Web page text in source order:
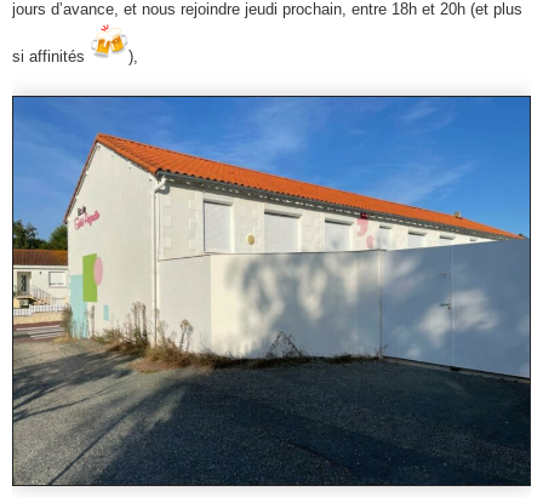
jours d’avance, et nous rejoindre jeudi prochain, entre 18h et 20h (et plus
si affinités ),